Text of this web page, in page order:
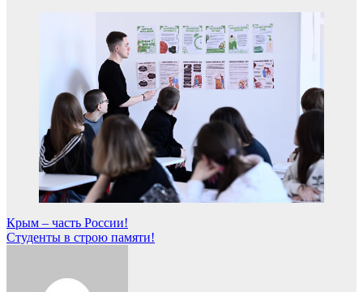
Навигация
по
Крым – часть России!
Студенты в строю памяти!